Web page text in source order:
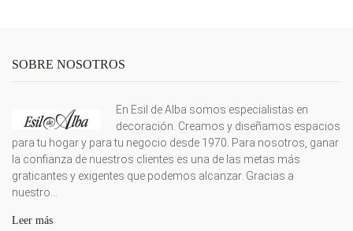
SOBRE NOSOTROS
En Esil de Alba somos especialistas en
decoración. Creamos y diseñamos espacios
para tu hogar y para tu negocio desde 1970. Para nosotros, ganar
la confianza de nuestros clientes es una de las metas más
graticantes y exigentes que podemos alcanzar. Gracias a
nuestro...
Leer más